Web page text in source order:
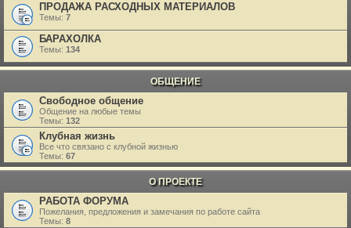
ПРОДАЖА РАСХОДНЫХ МАТЕРИАЛОВ
Темы: 7
БАРАХОЛКА
Темы: 134
ОБЩЕНИЕ
Свободное общение
Общение на любые темы
Темы: 132
Клубная жизнь
Все что связано с клубной жизнью
Темы: 67
О ПРОЕКТЕ
РАБОТА ФОРУМА
Пожелания, предложения и замечания по работе сайта
Темы: 8